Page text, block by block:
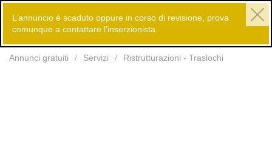
Annunci gratuiti Servizi Ristrutturazioni - Traslochi
L’annuncio è scaduto oppure in corso di revisione, prova
comunque a contattare l’inserzionista.